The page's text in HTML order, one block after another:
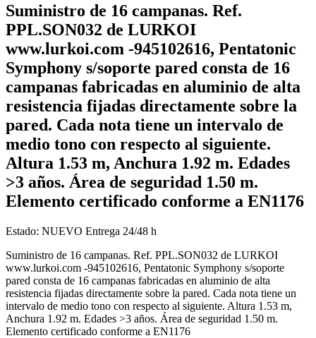
Suministro de 16 campanas. Ref.
PPL.SON032 de LURKOI
www.lurkoi.com -945102616, Pentatonic
Symphony s/soporte pared consta de 16
campanas fabricadas en aluminio de alta
resistencia fijadas directamente sobre la
pared. Cada nota tiene un intervalo de
medio tono con respecto al siguiente.
Altura 1.53 m, Anchura 1.92 m. Edades
>3 años. Área de seguridad 1.50 m.
Elemento certificado conforme a EN1176
Estado: NUEVO Entrega 24/48 h
Suministro de 16 campanas. Ref. PPL.SON032 de LURKOI
www.lurkoi.com -945102616, Pentatonic Symphony s/soporte
pared consta de 16 campanas fabricadas en aluminio de alta
resistencia fijadas directamente sobre la pared. Cada nota tiene un
intervalo de medio tono con respecto al siguiente. Altura 1.53 m,
Anchura 1.92 m. Edades >3 años. Área de seguridad 1.50 m.
Elemento certificado conforme a EN1176